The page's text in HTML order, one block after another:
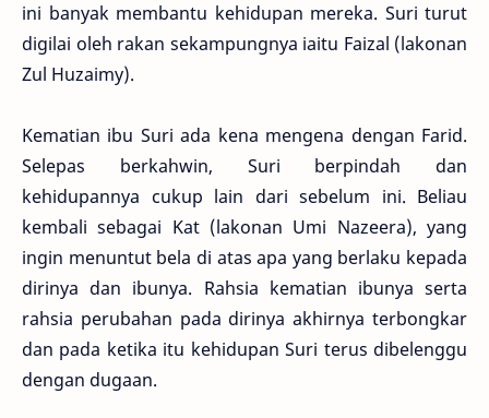
ini banyak membantu kehidupan mereka. Suri turut
digilai oleh rakan sekampungnya iaitu Faizal (lakonan
Zul Huzaimy).
Kematian ibu Suri ada kena mengena dengan Farid.
Selepas berkahwin, Suri berpindah dan
kehidupannya cukup lain dari sebelum ini. Beliau
kembali sebagai Kat (lakonan Umi Nazeera), yang
ingin menuntut bela di atas apa yang berlaku kepada
dirinya dan ibunya. Rahsia kematian ibunya serta
rahsia perubahan pada dirinya akhirnya terbongkar
dan pada ketika itu kehidupan Suri terus dibelenggu
dengan dugaan.